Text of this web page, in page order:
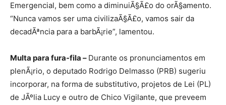
Emergencial, bem como a diminuiÃ§Ã£o do orÃ§amento.
“Nunca vamos ser uma civilizaÃ§Ã£o, vamos sair da
decadÃªncia para a barbÃ¡rie”, lamentou.
Multa para fura-fila – Durante os pronunciamentos em
plenÃ¡rio, o deputado Rodrigo Delmasso (PRB) sugeriu
incorporar, na forma de substitutivo, projetos de Lei (PL)
de JÃºlia Lucy e outro de Chico Vigilante, que preveem